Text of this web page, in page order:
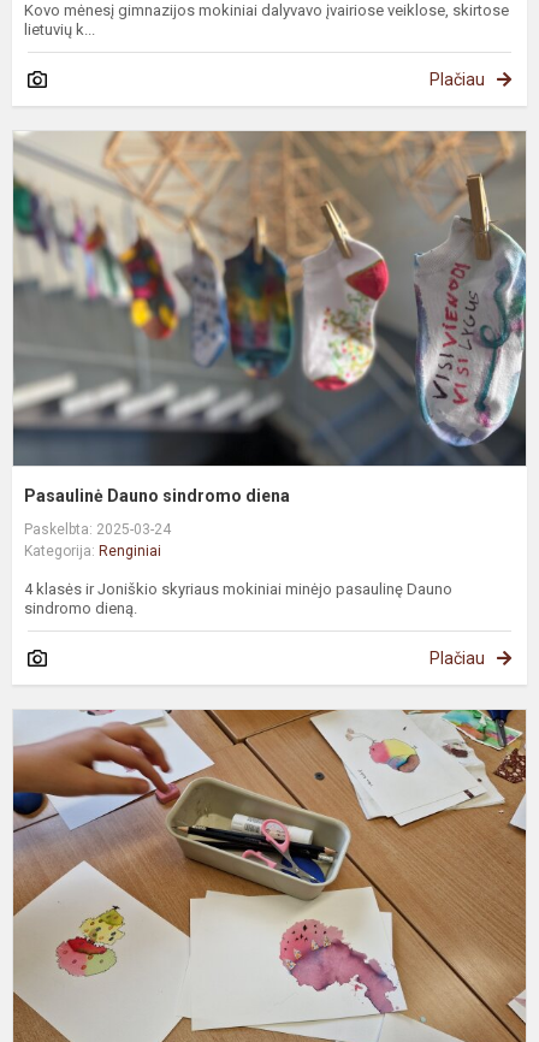
Kovo mėnesį gimnazijos mokiniai dalyvavo įvairiose veiklose, skirtose
lietuvių k...
Plačiau
Pasaulinė Dauno sindromo diena
Paskelbta: 2025-03-24
Kategorija: Renginiai
4 klasės ir Joniškio skyriaus mokiniai minėjo pasaulinę Dauno
sindromo dieną.
Plačiau